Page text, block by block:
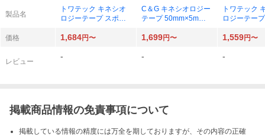
製品名
トワテック キネシオ
ロジーテープ スポー
（6巻入）×1セット
C＆G キネシオロジー
テープ 50mm×5m（6
1セット
トワテック
ロジーテー
m（1巻入）
価格 1,684円〜 1,699円〜 1,559円〜
レビュー
- - -
掲載商品情報の免責事項について
掲載している情報の精度には万全を期しておりますが、その内容の正確